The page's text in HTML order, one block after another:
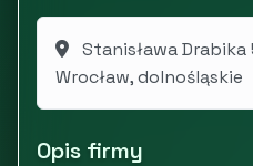
Stanisława Drabika
Wrocław, dolnośląskie
Opis firmy